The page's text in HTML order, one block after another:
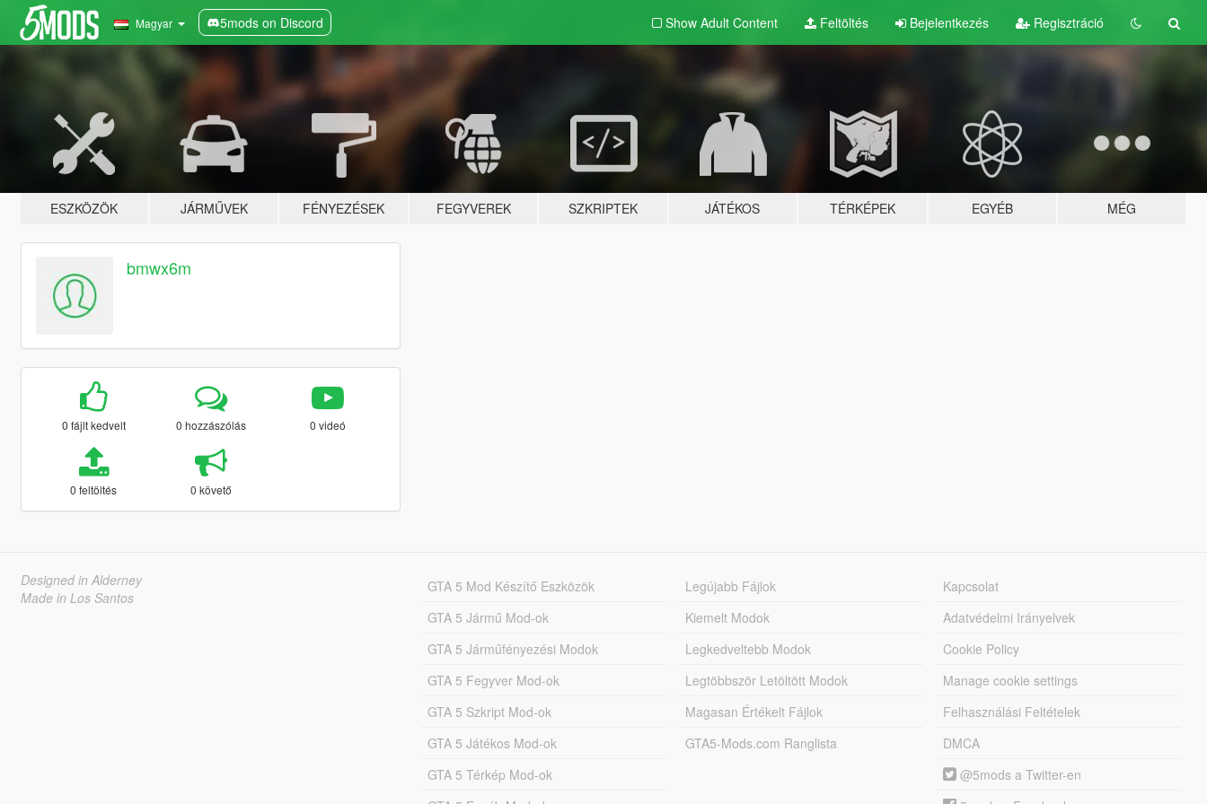
Magyar 5mods on Discord Show Adult Content Feltöltés Bejelentkezés Regisztráció
ESZKÖZÖK JÁRMŰVEK FÉNYEZÉSEK FEGYVEREK SZKRIPTEK JÁTÉKOS TÉRKÉPEK EGYÉB MÉG
bmwx6m
0 fájlt kedvelt 0 hozzászólás 0 videó
0 feltöltés 0 követő
Designed in Alderney
Made in Los Santos
GTA 5 Mod Készítő Eszközök
GTA 5 Jármű Mod-ok
GTA 5 Járműfényezési Modok
GTA 5 Fegyver Mod-ok
GTA 5 Szkript Mod-ok
GTA 5 Játékos Mod-ok
GTA 5 Térkép Mod-ok
Legújabb Fájlok
Kiemelt Modok
Legkedveltebb Modok
Legtöbbször Letöltött Modok
Magasan Értékelt Fájlok
GTA5-Mods.com Ranglista
Kapcsolat
Adatvédelmi Irányelvek
Cookie Policy
Manage cookie settings
Felhasználási Feltételek
DMCA
@5mods a Twitter-en